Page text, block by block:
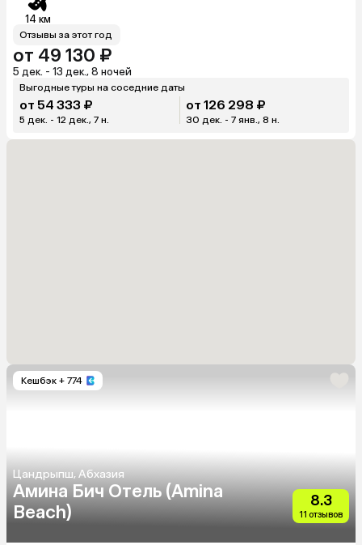
14 км
Отзывы за этот год
от 49 130 ₽
5 дек. - 13 дек., 8 ночей
Выгодные туры на соседние даты
от 54 333 ₽
5 дек. - 12 дек., 7 н.
от 126 298 ₽
30 дек. - 7 янв., 8 н.
Кешбэк + 774
Цандрыпш, Абхазия
Амина Бич Отель (Amina
Beach)
8.3
11 отзывов